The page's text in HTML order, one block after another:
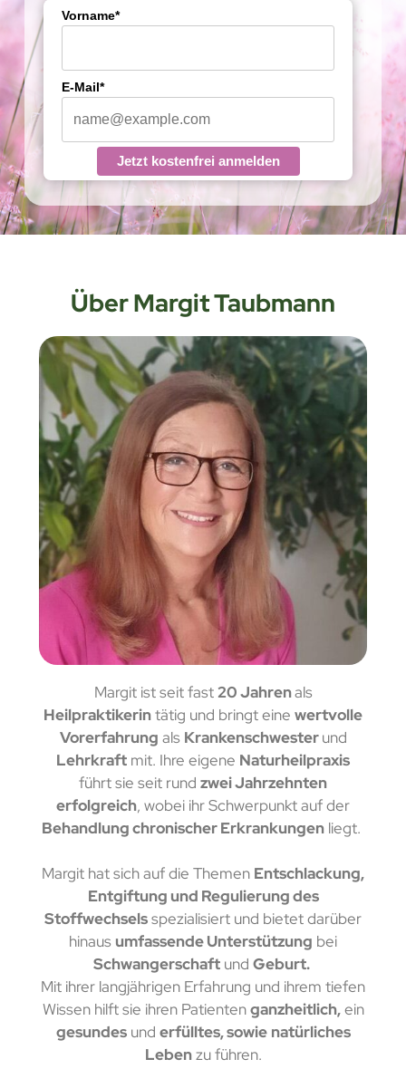
Vorname*
E-Mail*
Jetzt kostenfrei anmelden
Über Margit Taubmann
Margit ist seit fast20 Jahrenals
Heilpraktikerintätig und bringt eine wertvolle
Vorerfahrung als Krankenschwesterund
Lehrkraft mit. Ihre eigene Naturheilpraxis
führt sie seit rund zwei Jahrzehnten
erfolgreich, wobei ihr Schwerpunkt auf der
Behandlung chronischer Erkrankungen liegt.
Margit hat sich auf die Themen Entschlackung,
Entgiftung und Regulierung des
Stoffwechselsspezialisiert und bietet darüber
hinaus umfassende Unterstützung bei
Schwangerschaft und Geburt.
Mit ihrer langjährigen Erfahrung und ihrem tiefen
Wissen hilft sie ihren Patientenganzheitlich,ein
gesundesund erfülltes, sowie natürliches
Lebenzu führen.